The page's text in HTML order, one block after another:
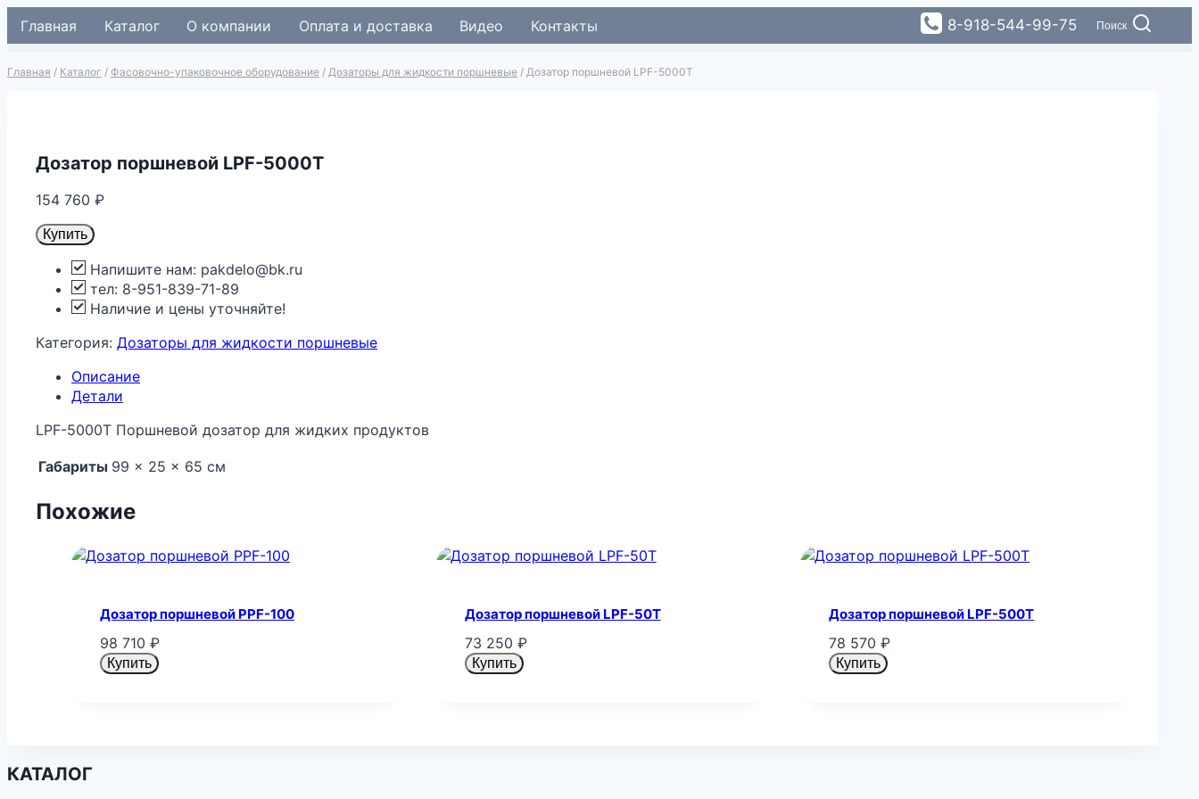
Перейти
Главная Каталог О компании Оплата и доставка Видео Контакты 8-918-544-99-75 Поиск
Главная / Каталог / Фасовочно-упаковочное оборудование / Дозаторы для жидкости поршневые / Дозатор поршневой LPF-5000T
Дозатор поршневой LPF-5000T
154 760 ₽
Купить
Напишите нам: pakdelo@bk.ru
тел: 8-951-839-71-89
Наличие и цены уточняйте!
Категория: Дозаторы для жидкости поршневые
Описание
Детали
LPF-5000T Поршневой дозатор для жидких продуктов
Габариты 99 × 25 × 65 см
Похожие
Дозатор поршневой PPF-100
98 710 ₽
Купить
Дозатор поршневой LPF-50T
73 250 ₽
Купить
Дозатор поршневой LPF-500T
78 570₽
Купить
КАТАЛОГ